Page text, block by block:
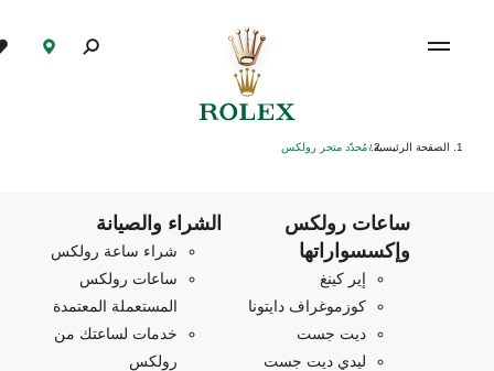
الصفحة الرئيسية/ مُحدّد متجر رولكس
ساعات رولكس
وإكسسواراتها
إير كينغ
كوزموغراف دايتونا
ديت جست
ليدي ديت جست
الشراء والصيانة
شراء ساعة رولكس
ساعات رولكس
المستعملة المعتمدة
خدمات لساعتك من
رولكس